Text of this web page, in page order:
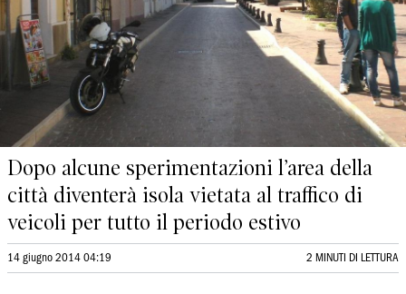
Dopo alcune sperimentazioni l’area della
città diventerà isola vietata al traffico di
veicoli per tutto il periodo estivo
14 giugno 2014 04:19 2 MINUTI DI LETTURA